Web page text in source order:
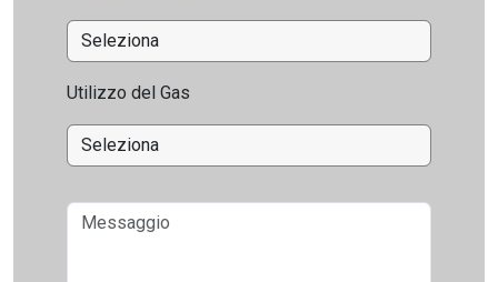
Utilizzo del Gas